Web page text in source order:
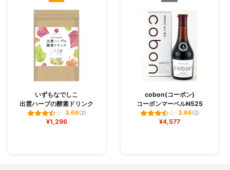
いずもなでしこ
出雲ハーブの酵素ドリンク
3.66(2)
¥1,296
cobon(コーボン)
コーボンマーベルN525
3.66(2)
¥4,577